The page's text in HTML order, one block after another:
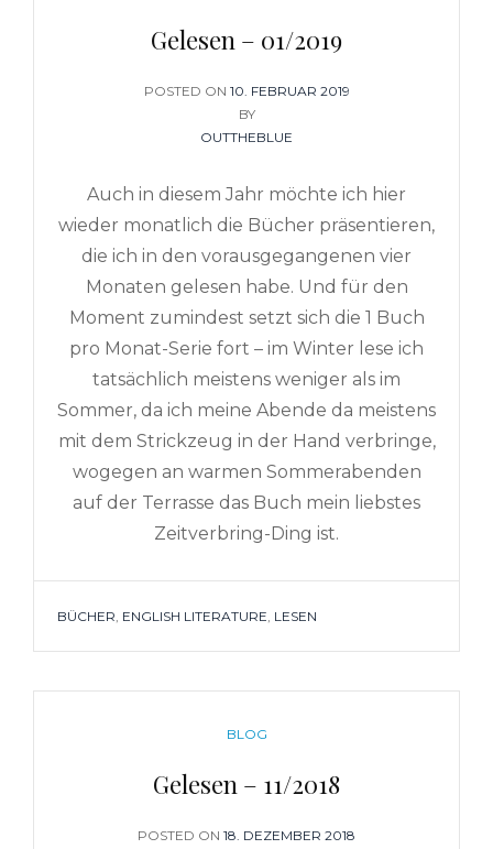
Gelesen – 01/2019
POSTED ON POSTED
ON
10. FEBRUAR 2019
BY
OUTTHEBLUE
Auch in diesem Jahr möchte ich hier
wieder monatlich die Bücher präsentieren,
die ich in den vorausgegangenen vier
Monaten gelesen habe. Und für den
Moment zumindest setzt sich die 1 Buch
pro Monat-Serie fort – im Winter lese ich
tatsächlich meistens weniger als im
Sommer, da ich meine Abende da meistens
mit dem Strickzeug in der Hand verbringe,
wogegen an warmen Sommerabenden
auf der Terrasse das Buch mein liebstes
Zeitverbring-Ding ist.
TAGS
BÜCHER, ENGLISH LITERATURE, LESEN
CATEGORIES
BLOG
Gelesen – 11/2018
POSTED ON POSTED
18. DEZEMBER 2018